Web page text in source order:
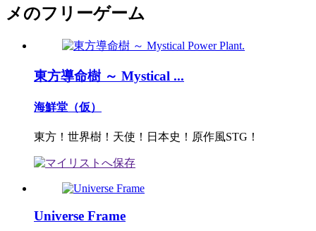
メのフリーゲーム
東方導命樹 ～ Mystical ...
海鮮堂（仮）
東方！世界樹！天使！日本史！原作風STG！
Universe Frame